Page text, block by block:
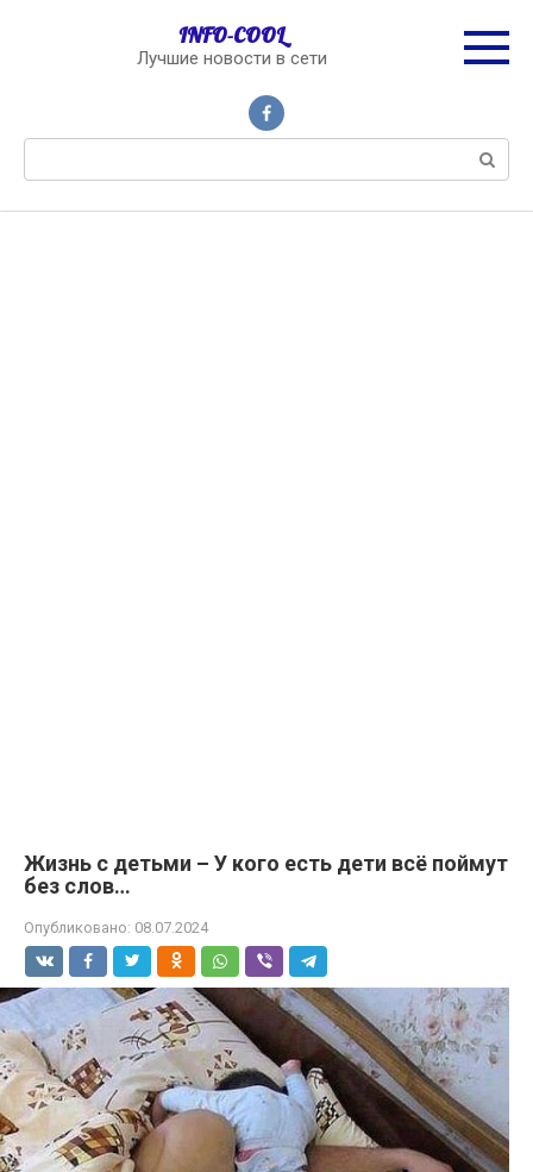
INFO-COOL
Лучшие новости в сети
Жизнь с детьми – У кого есть дети всё поймут
без слов…
Опубликовано: 08.07.2024